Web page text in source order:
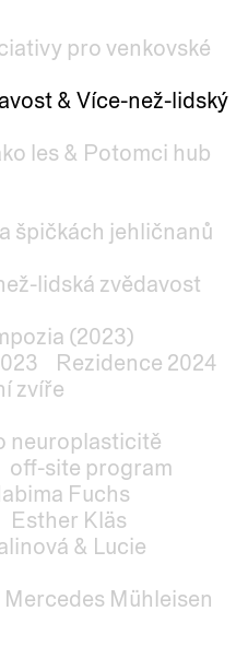
pro venkovské
& Více-než-lidský
les & Potomci hub
špičkách jehličnanů
lidská zvědavost
(2023)
Rezidence 2024
zvíře
neuroplasticitě
off-site program
Fuchs
Esther Kläs
& Lucie
Mercedes Mühleisen